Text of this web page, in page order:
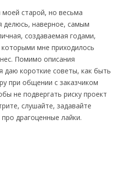
старой, но весьма
делюсь, наверное, самым
создаваемая годами,
которыми мне приходилось
Помимо описания
даю короткие советы, как быть
при общении с заказчиком
не подвергать риску проект
слушайте, задавайте
драгоценные лайки.